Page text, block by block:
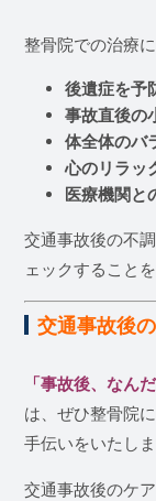
整骨院での治療
後遺症を予
事故直後の
体全体のバ
心のリラッ
医療機関と
交通事故後の不
ェックすること
交通事故後
「事故後、なん
は、ぜひ整骨院
手伝いをいたしま
交通事故後のケ